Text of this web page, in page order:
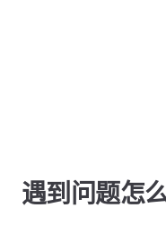
遇到问题怎